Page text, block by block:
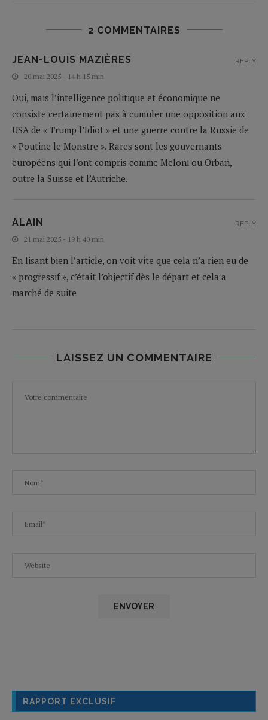
2 COMMENTAIRES
JEAN-LOUIS MAZIÈRES
20 mai 2025 - 14 h 15 min
Oui, mais l’intelligence politique et économique ne
consiste certainement pas à cumuler une opposition aux
USA de « Trump l’Idiot » et une guerre contre la Russie de
« Poutine le Monstre ». Rares sont les gouvernants
européens qui l’ont compris comme Meloni ou Orban,
outre la Suisse et l’Autriche.
REPLY
ALAIN
21 mai 2025 - 19 h 40 min
En lisant bien l’article, on voit vite que cela n’a rien eu de
« progressif », c’était l’objectif dès le départ et cela a
marché de suite
REPLY
LAISSEZ UN COMMENTAIRE
RAPPORT EXCLUSIF